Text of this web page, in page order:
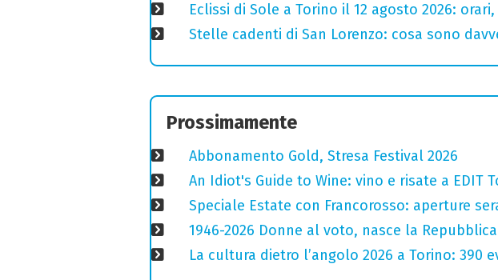
Eclissi di Sole a Torino il 12 agosto 2026:
Stelle cadenti di San Lorenzo: cosa sono
Prossimamente
Abbonamento Gold, Stresa Festival 2026
An Idiot's Guide to Wine: vino e risate a EDIT
Speciale Estate con Francorosso: aperture
1946-2026 Donne al voto, nasce la
La cultura dietro l’angolo 2026 a Torino: 390